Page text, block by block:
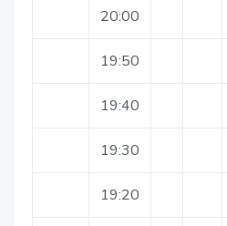
20:00
19:50
19:40
19:30
19:20